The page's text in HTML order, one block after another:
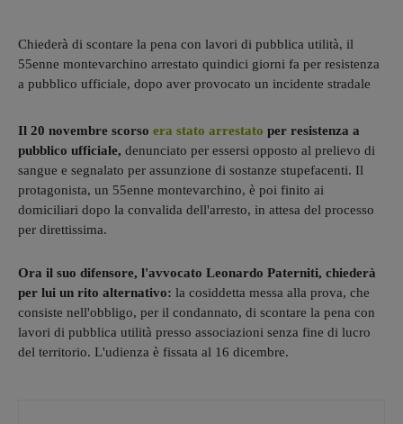
Chiederà di scontare la pena con lavori di pubblica utilità, il
55enne montevarchino arrestato quindici giorni fa per resistenza
a pubblico ufficiale, dopo aver provocato un incidente stradale
Il 20 novembre scorso era stato arrestato per resistenza a
pubblico ufficiale, denunciato per essersi opposto al prelievo di
sangue e segnalato per assunzione di sostanze stupefacenti. Il
protagonista, un 55enne montevarchino, è poi finito ai
domiciliari dopo la convalida dell'arresto, in attesa del processo
per direttissima.
Ora il suo difensore, l'avvocato Leonardo Paterniti, chiederà
per lui un rito alternativo: la cosiddetta messa alla prova, che
consiste nell'obbligo, per il condannato, di scontare la pena con
lavori di pubblica utilità presso associazioni senza fine di lucro
del territorio. L'udienza è fissata al 16 dicembre.